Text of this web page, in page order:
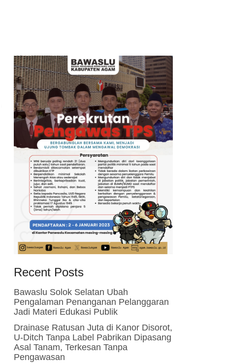
Recent Posts
Bawaslu Solok Selatan Ubah
Pengalaman Penanganan Pelanggaran
Jadi Materi Edukasi Publik
Drainase Ratusan Juta di Kanor Disorot,
U-Ditch Tanpa Label Pabrikan Dipasang
Asal Tanam, Terkesan Tanpa
Pengawasan